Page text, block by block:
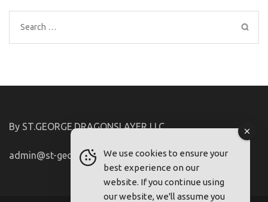
Search
for:
By ST.GEORGE.DRAGONSLAYER LLC
admin@st-george-dragonslayer.comWe use cookies to ensure your
best experience on our
website. If you continue using
our website, we'll assume you